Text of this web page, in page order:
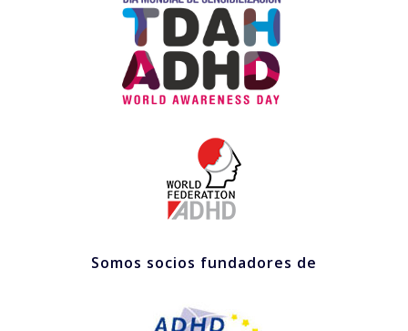
Somos socios fundadores de